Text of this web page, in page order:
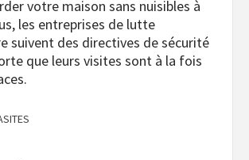
votre maison sans nuisibles à
les entreprises de lutte
suivent des directives de sécurité
que leurs visites sont à la fois